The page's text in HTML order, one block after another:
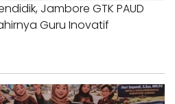
Jambore GTK PAUD
Guru Inovatif